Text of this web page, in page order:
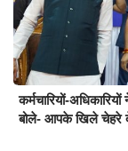
कर्मचारियों-
बोले- आपके खिले